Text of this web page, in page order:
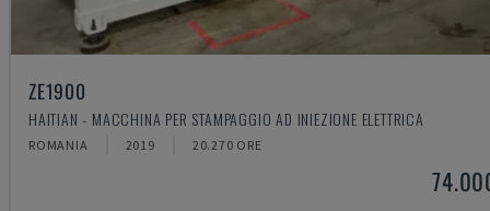
ZE1900
HAITIAN - MACCHINA PER STAMPAGGIO AD INIEZIONE ELETTRICA
ROMANIA 2019 20.270 ORE